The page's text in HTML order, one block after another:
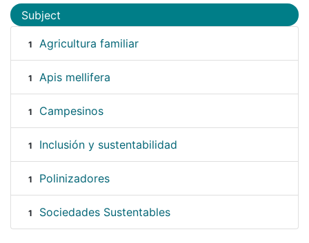
Subject
1 Agricultura familiar
1 Apis mellifera
1 Campesinos
1 Inclusión y sustentabilidad
1 Polinizadores
1 Sociedades Sustentables